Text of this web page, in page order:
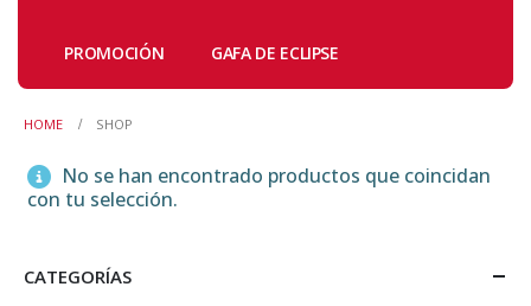
PROMOCIÓN GAFA DE ECLIPSE
HOME SHOP
No se han encontrado productos que coincidan
con tu selección.
CATEGORÍAS